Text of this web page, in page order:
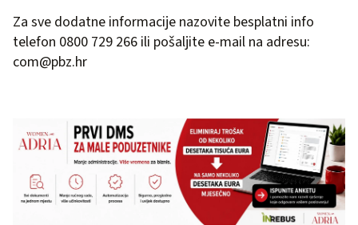
Za sve dodatne informacije nazovite besplatni info
telefon 0800 729 266 ili pošaljite e-mail na adresu:
com@pbz.hr